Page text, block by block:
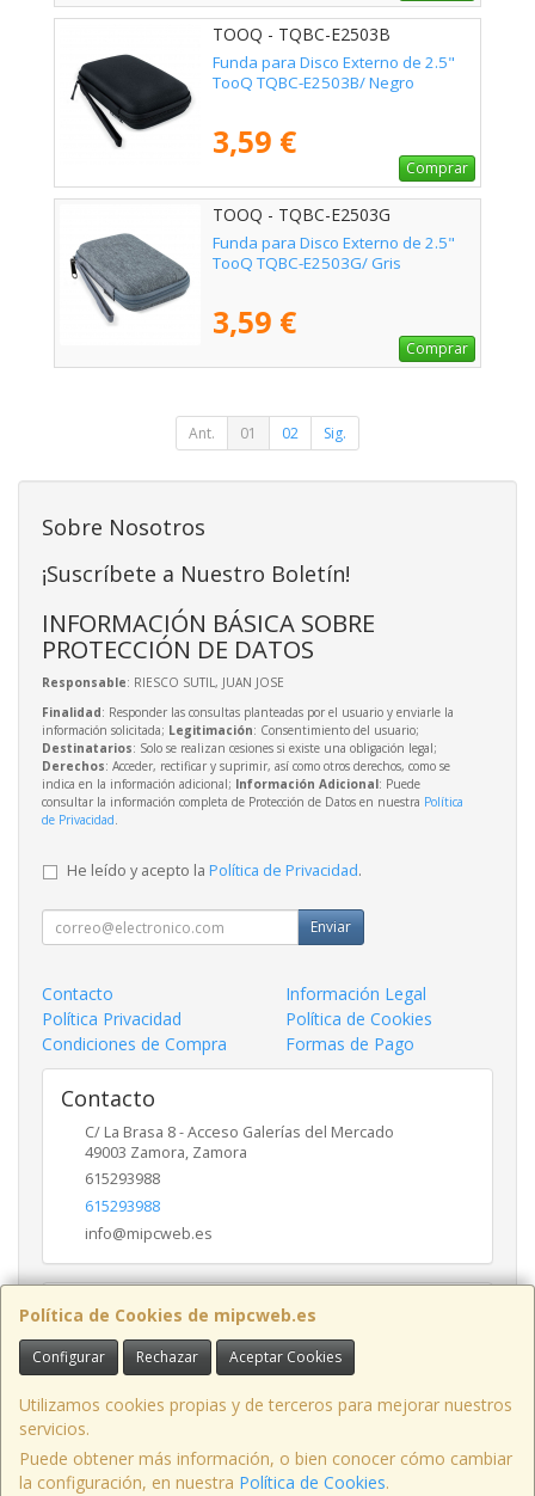
TOOQ - TQBC-E2503B
Funda para Disco Externo de 2.5"
TooQ TQBC-E2503B/ Negro
3,59 €
Comprar
TOOQ - TQBC-E2503G
Funda para Disco Externo de 2.5"
TooQ TQBC-E2503G/ Gris
3,59 €
Comprar
Ant. 01 02 Sig.
Política de Cookies de mipcweb.es
Configurar Rechazar Aceptar Cookies
Utilizamos cookies propias y de terceros para mejorar nuestros
servicios.
Puede obtener más información, o bien conocer cómo cambiar
la configuración, en nuestra Política de Cookies.
Sobre Nosotros
¡Suscríbete a Nuestro Boletín!
INFORMACIÓN BÁSICA SOBRE
PROTECCIÓN DE DATOS
Responsable: RIESCO SUTIL, JUAN JOSE
Finalidad: Responder las consultas planteadas por el usuario y enviarle la
información solicitada; Legitimación: Consentimiento del usuario;
Destinatarios: Solo se realizan cesiones si existe una obligación legal;
Derechos: Acceder, rectificar y suprimir, así como otros derechos, como se
indica en la información adicional; Información Adicional: Puede
consultar la información completa de Protección de Datos en nuestra Política
de Privacidad.
He leído y acepto la Política de Privacidad.
Enviar
Contacto
Información Legal
Política Privacidad
Política de Cookies
Condiciones de Compra
Formas de Pago
Contacto
C/ La Brasa 8 - Acceso Galerías del Mercado
49003 Zamora, Zamora
615293988
615293988
info@mipcweb.es
Horario
-
C/ La Brasa 8 - Acceso Galerías del Mercado - Oficina 49003, Zamora,
España.
Tfno: 615293988 / 980 70 06 42